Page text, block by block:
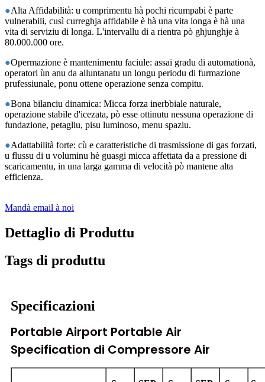
●Alta Affidabilità: u comprimentu hà pochi ricumpabi è parte
vulnerabili, cusì curreghja affidabile è hà una vita longa è hà una
vita di serviziu di longa. L'intervallu di a rientra pò ghjunghje à
80.000.000 ore.
●Opermazione è mantenimentu faciule: assai gradu di automationà,
operatori ùn anu da alluntanatu un longu periodu di furmazione
prufessiunale, ponu ottene operazione senza compitu.
●Bona bilanciu dinamica: Micca forza inerbbiale naturale,
operazione stabile d'icezata, pò esse ottinutu nessuna operazione di
fundazione, petagliu, pisu luminoso, menu spaziu.
●Adattabilità forte: cù e caratteristiche di trasmissione di gas forzati,
u flussu di u voluminu hè guasgi micca affettata da a pressione di
scaricamentu, in una larga gamma di velocità pò mantene alta
efficienza.
Mandà email à noi
Dettaglio di Produttu
Tags di produttu
Specificazioni
Portable Airport Portable Air
Specification di Compressore Air